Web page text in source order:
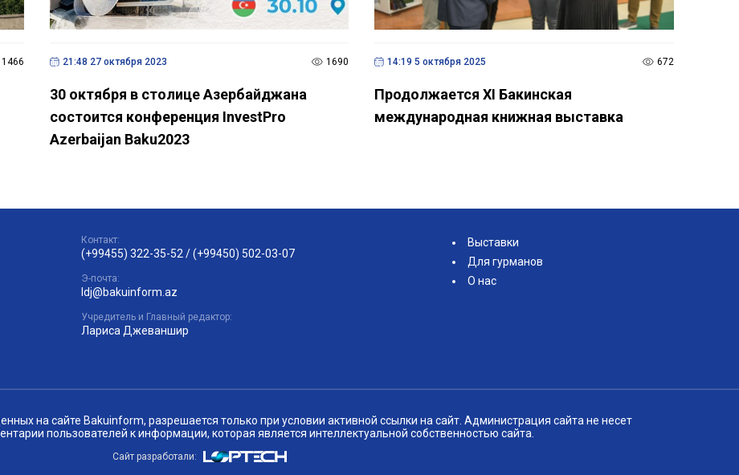
1466 21:48 27 октября 2023 1690
30 октября в столице Азербайджана
состоится конференция InvestPro
Azerbaijan Baku2023
14:19 5 октября 2025 672
Продолжается XI Бакинская
международная книжная выставка
Контакт:
(+99455) 322-35-52 /(+99450) 502-03-07
Э-почта:
ldj@bakuinform.az
Учредитель и Главный редактор:
Лариса Джеваншир
Выставки
Для гурманов
О нас
на сайте Bakuinform, разрешается только при условии активной ссылки на сайт. Администрация сайта не несет
пользователей к информации, которая является интеллектуальной собственностью сайта.
Сайт разработали: